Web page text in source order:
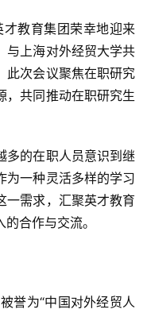
教育集团荣幸地迎来
与上海对外经贸大学共
此次会议聚焦在职研究
，共同推动在职研究生
多的在职人员意识到继
为一种灵活多样的学习
一需求，汇聚英才教育
合作与交流。
誉为“中国对外经贸人